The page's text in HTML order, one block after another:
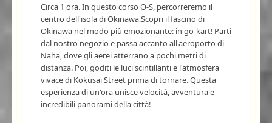
Circa 1 ora. In questo corso O-S, percorreremo il
centro dell'isola di Okinawa.Scopri il fascino di
Okinawa nel modo più emozionante: in go-kart! Parti
dal nostro negozio e passa accanto all'aeroporto di
Naha, dove gli aerei atterrano a pochi metri di
distanza. Poi, goditi le luci scintillanti e l'atmosfera
vivace di Kokusai Street prima di tornare. Questa
esperienza di un'ora unisce velocità, avventura e
incredibili panorami della città!